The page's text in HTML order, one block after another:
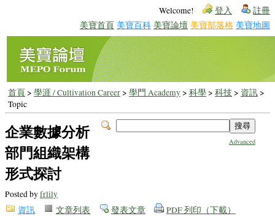
Welcome! 登入 註冊
美寶首頁 美寶百科 美寶論壇 美寶部落格 美寶地圖
首頁> 學涯 / Cultivation Career> 學門 Academy> 科學> 科技> 資訊>
Topic
Advanced
企業數據分析
部門組織架構
形式探討
Posted byfrlily
資訊
文章列表 發表文章 PDF 列印（下載）